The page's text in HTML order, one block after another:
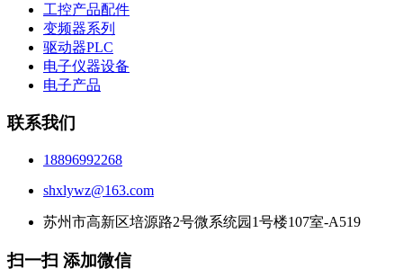
工控产品配件
变频器系列
驱动器PLC
电子仪器设备
电子产品
联系我们
18896992268
shxlywz@163.com
苏州市高新区培源路2号微系统园1号楼107室-A519
扫一扫 添加微信